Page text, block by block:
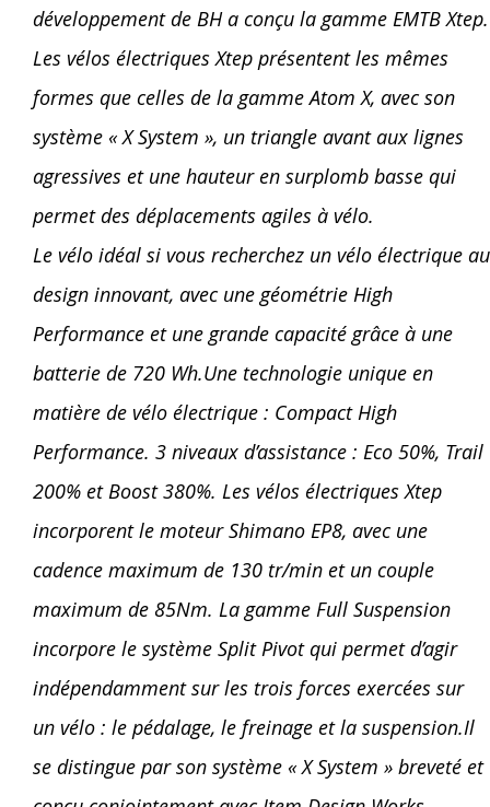
développement de BH a conçu la gamme EMTB Xtep.
Les vélos électriques Xtep présentent les mêmes
formes que celles de la gamme Atom X, avec son
système « X System », un triangle avant aux lignes
agressives et une hauteur en surplomb basse qui
permet des déplacements agiles à vélo.
Le vélo idéal si vous recherchez un vélo électrique au
design innovant, avec une géométrie High
Performance et une grande capacité grâce à une
batterie de 720 Wh.Une technologie unique en
matière de vélo électrique : Compact High
Performance. 3 niveaux d’assistance : Eco 50%, Trail
200% et Boost 380%. Les vélos électriques Xtep
incorporent le moteur Shimano EP8, avec une
cadence maximum de 130 tr/min et un couple
maximum de 85Nm. La gamme Full Suspension
incorpore le système Split Pivot qui permet d’agir
indépendamment sur les trois forces exercées sur
un vélo : le pédalage, le freinage et la suspension.Il
se distingue par son système « X System » breveté et